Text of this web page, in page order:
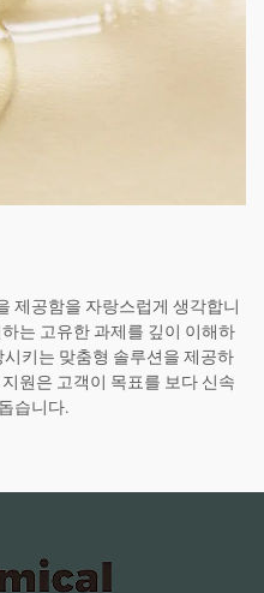
제공함을 자랑스럽게 생각합니
는 고유한 과제를 깊이 이해하
키는 맞춤형 솔루션을 제공하
원은 고객이 목표를 보다 신속
습니다.